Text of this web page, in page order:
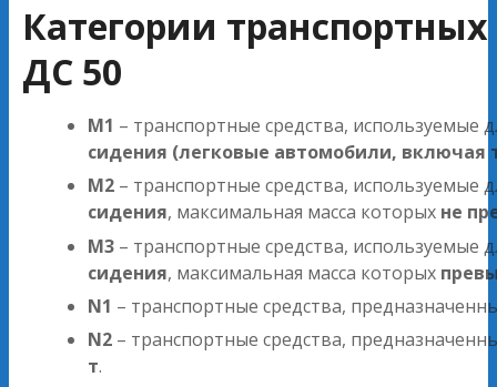
Категории
ДС 50
M1 – транспортные средства, используемые
сидения (легковые автомобили, включая
M2 – транспортные средства, используемые
сидения, максимальная масса которых не
M3 – транспортные средства, используемые
сидения, максимальная масса которых
N1 – транспортные средства,
N2 – транспортные средства,
т.